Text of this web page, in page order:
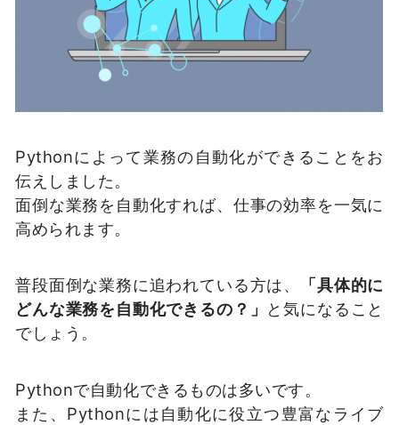
Pythonによって業務の自動化ができることをお
伝えしました。
面倒な業務を自動化すれば、仕事の効率を一気に
高められます。
普段面倒な業務に追われている方は、
「具体的に
どんな業務を自動化できるの？」 と気になること
でしょう。
Pythonで自動化できるものは多いです。
また、Pythonには自動化に役立つ豊富なライブ